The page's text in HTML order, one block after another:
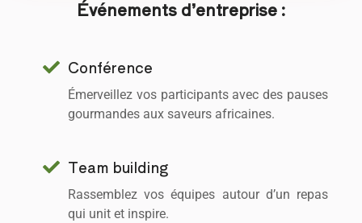
Événements d’entreprise :
Conférence
Émerveillez vos participants avec des pauses
gourmandes aux saveurs africaines.
Team building
Rassemblez vos équipes autour d’un repas
qui unit et inspire.